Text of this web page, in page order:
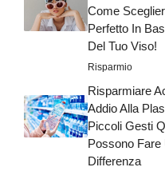
Come
Perfetto In
Del Tuo Viso!
Risparmio
Risparmiare
Addio Alla
Piccoli Gesti
Possono Fare
Differenza